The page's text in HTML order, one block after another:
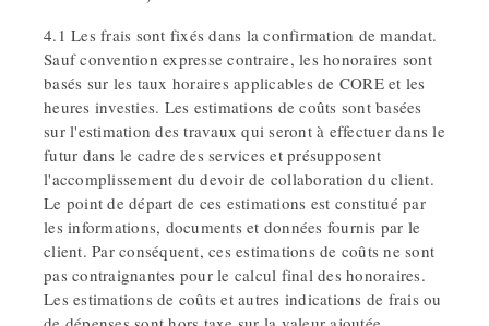
4.1 Les frais sont fixés dans la confirmation de mandat.
Sauf convention expresse contraire, les honoraires sont
basés sur les taux horaires applicables de CORE et les
heures investies. Les estimations de coûts sont basées
sur l'estimation des travaux qui seront à effectuer dans le
futur dans le cadre des services et présupposent
l'accomplissement du devoir de collaboration du client.
Le point de départ de ces estimations est constitué par
les informations, documents et données fournis par le
client. Par conséquent, ces estimations de coûts ne sont
pas contraignantes pour le calcul final des honoraires.
Les estimations de coûts et autres indications de frais ou